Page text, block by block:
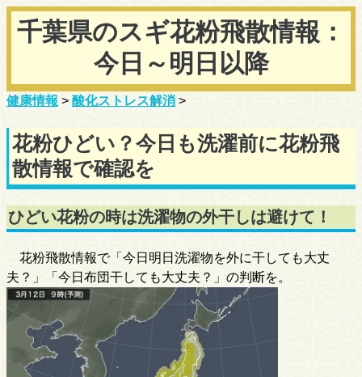
千葉県のスギ花粉飛散情報：
今日～明日以降
健康情報 > 酸化ストレス解消 >
花粉ひどい？今日も洗濯前に花粉飛
散情報で確認を
ひどい花粉の時は洗濯物の外干しは避けて！
花粉飛散情報で「今日明日洗濯物を外に干しても大丈
夫？」「今日布団干しても大丈夫？」の判断を。